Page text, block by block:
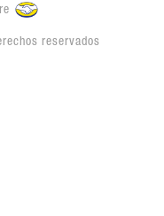
reservados